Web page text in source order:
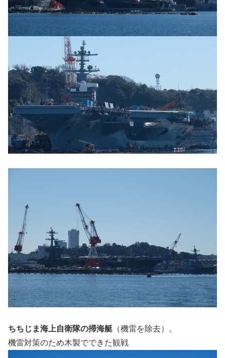
ちちじま海上自衛隊の掃海艇 （機雷を除去）。
機雷対策のため木製でできた観戦